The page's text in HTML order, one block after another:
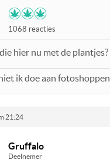
1068 reacties
hier nu met de plantjes?
ik doe aan fotoshoppen
21:24
Gruffalo
Deelnemer